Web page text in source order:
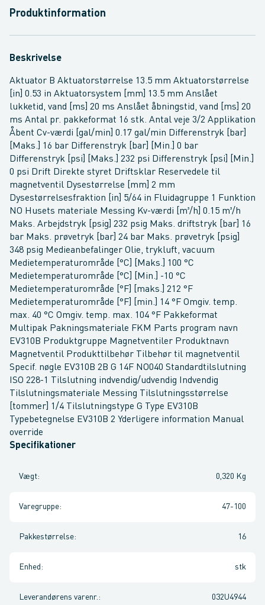
Produktinformation
Beskrivelse
Aktuator B Aktuatorstørrelse 13.5 mm Aktuatorstørrelse
[in] 0.53 in Aktuatorsystem [mm] 13.5 mm Anslået
lukketid, vand [ms] 20 ms Anslået åbningstid, vand [ms] 20
ms Antal pr. pakkeformat 16 stk. Antal veje 3/2 Applikation
Åbent Cv-værdi [gal/min] 0.17 gal/min Differenstryk [bar]
[Maks.] 16 bar Differenstryk [bar] [Min.] 0 bar
Differenstryk [psi] [Maks.] 232 psi Differenstryk [psi] [Min.]
0 psi Drift Direkte styret Driftsklar Reservedele til
magnetventil Dysestørrelse [mm] 2 mm
Dysestørrelsesfraktion [in] 5/64 in Fluidagruppe 1 Funktion
NO Husets materiale Messing Kv-værdi [m³/h] 0.15 m³/h
Maks. Arbejdstryk [psig] 232 psig Maks. driftstryk [bar] 16
bar Maks. prøvetryk [bar] 24 bar Maks. prøvetryk [psig]
348 psig Medieanbefalinger Olie, trykluft, vacuum
Medietemperaturområde [°C] [Maks.] 100 °C
Medietemperaturområde [°C] [Min.] -10 °C
Medietemperaturområde [°F] [maks.] 212 °F
Medietemperaturområde [°F] [min.] 14 °F Omgiv. temp.
max. 40 °C Omgiv. temp. max. 104 °F Pakkeformat
Multipak Pakningsmateriale FKM Parts program navn
EV310B Produktgruppe Magnetventiler Produktnavn
Magnetventil Produkttilbehør Tilbehør til magnetventil
Specif. nøgle EV310B 2B G 14F NO040 Standardtilslutning
ISO 228-1 Tilslutning indvendig/udvendig Indvendig
Tilslutningsmateriale Messing Tilslutningsstørrelse
[tommer] 1/4 Tilslutningstype G Type EV310B
Typebetegnelse EV310B 2 Yderligere information Manual
override
Specifikationer
Vægt: 0,320 Kg
Varegruppe: 47-100
Pakkestørrelse: 16
Enhed : stk
Leverandørens varenr. : 032U4944